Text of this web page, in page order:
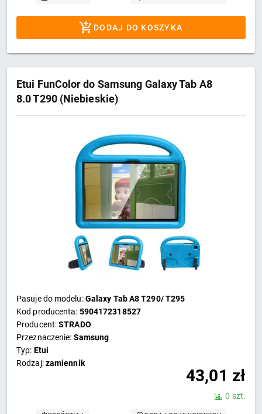
DODAJ DO KOSZYKA
Etui FunColor do Samsung Galaxy Tab A8
8.0 T290 (Niebieskie)
Pasuje do modelu:Galaxy Tab A8 T290/ T295
Kod producenta: 5904172318527
Producent:STRADO
Przeznaczenie: Samsung
Typ: Etui
Rodzaj:zamiennik
43,01 zł
0 szt.